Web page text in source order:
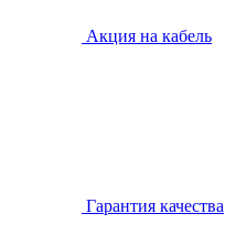
Акция на кабель
Гарантия качества